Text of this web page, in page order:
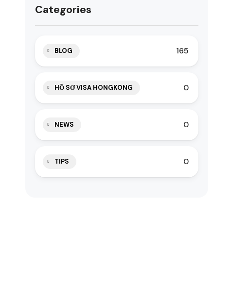
Categories
BLOG 165
HỒ SƠ VISA HONGKONG 0
NEWS 0
TIPS 0